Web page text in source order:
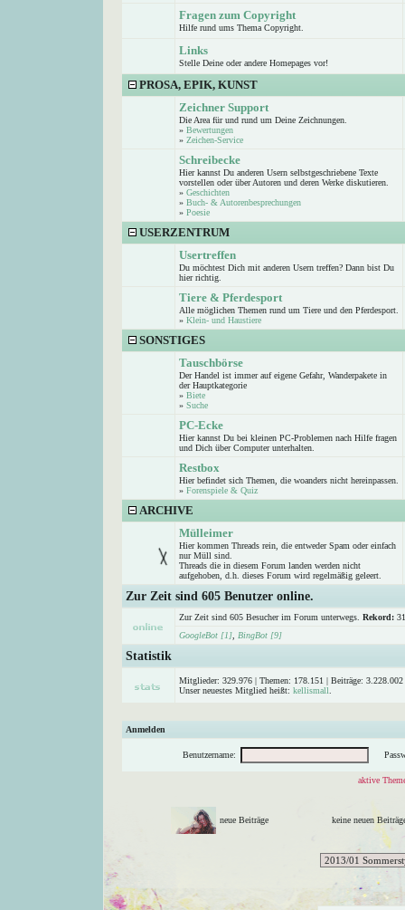
Fragen zum Copyright
Hilfe rund ums Thema Copyright.
Links
Stelle Deine oder andere Homepages vor!
PROSA, EPIK, KUNST
Zeichner Support
Die Area für und rund um Deine Zeichnungen.
» Bewertungen
» Zeichen-Service
Schreibecke
Hier kannst Du anderen Usern selbstgeschriebene Texte
vorstellen oder über Autoren und deren Werke diskutieren.
» Geschichten
» Buch- & Autorenbesprechungen
» Poesie
USERZENTRUM
Usertreffen
Du möchtest Dich mit anderen Usern treffen? Dann bist Du
hier richtig.
Tiere & Pferdesport
Alle möglichen Themen rund um Tiere und den Pferdesport.
» Klein- und Haustiere
SONSTIGES
Tauschbörse
Der Handel ist immer auf eigene Gefahr, Wanderpakete in
der Hauptkategorie
» Biete
» Suche
PC-Ecke
Hier kannst Du bei kleinen PC-Problemen nach Hilfe fragen
und Dich über Computer unterhalten.
Restbox
Hier befindet sich Themen, die woanders nicht hereinpassen.
» Forenspiele & Quiz
ARCHIVE
Mülleimer
Hier kommen Threads rein, die entweder Spam oder einfach
nur Müll sind.
Threads die in diesem Forum landen werden nicht
aufgehoben, d.h. dieses Forum wird regelmäßig geleert.
Zur Zeit sind 605 Benutzer online.
Zur Zeit sind 605 Besucher im Forum unterwegs. Rekord:
GoogleBot [1]
BingBot [9]
Statistik
Mitglieder: 329.976 | Themen: 178.151 | Beiträge:
Unser neuestes Mitglied heißt: kellismall
Anmelden
Benutzername:
aktive
neue Beiträge keine neuen